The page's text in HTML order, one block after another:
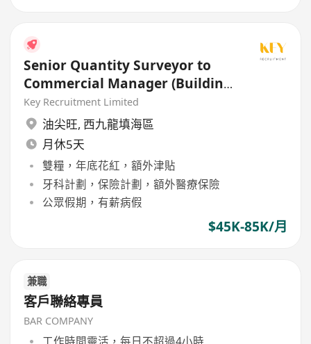
Senior Quantity Surveyor to
Commercial Manager (Building
/ Civil / E&M)
Key Recruitment Limited
油尖旺, 西九龍填海區
月休5天
雙糧，年底花紅，額外津貼
牙科計劃，保險計劃，額外醫療保險
公眾假期，有薪病假
$45K-85K/月
兼職
客戶聯絡專員
BAR COMPANY